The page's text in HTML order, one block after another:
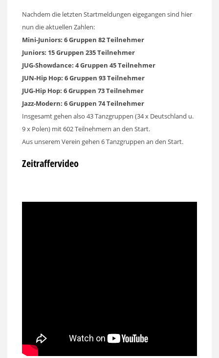
Nachdem die letzten Startmeldungen eigegangen sind hier
nun die aktuellen Zahlen:
Mini-Juniors: 6 Gruppen 82 Teilnehmer
Juniors: 15 Gruppen 235 Teilnehmer
JUG-Showdance: 4 Gruppen 45 Teilnehmer
JUN-Hip Hop: 6 Gruppen 93 Teilnehmer
JUG-Hip Hop: 6 Gruppen 73 Teilnehmer
Jazz-Modern: 6 Gruppen 74 Teilnehmer
Insgesamt gehen also 43 Tanzgruppen (34 x Deutschland u.
9 x Polen) mit 602 Teilnehmern an den Start.
Aus unserem Verein gehen 6 Tanzgruppen an den Start.
Zeitraffervideo